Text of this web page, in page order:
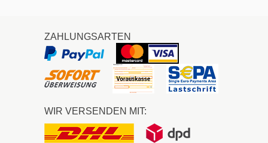
ZAHLUNGSARTEN
WIR VERSENDEN MIT: